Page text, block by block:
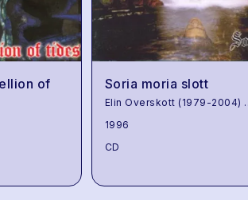
of
Soria moria slott
Elin Overskott (1979-2004)
1996
CD